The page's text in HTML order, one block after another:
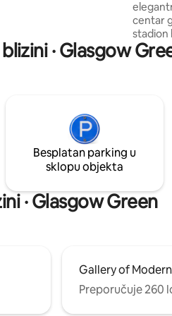
jedan
centar
stadion
Hydro Najbolji golf, flipout trampolini
karting
rezervacija
· Glasgow
Besplatan parking u
sklopu objekta
· Glasgow Green
Gallery of
Preporučuje 260